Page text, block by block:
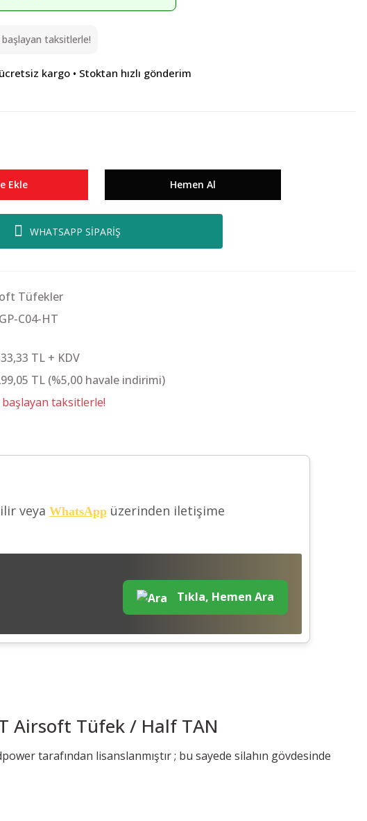
taksitlerle!
kargo • Stoktan hızlı gönderim
Ekle Hemen Al
WHATSAPP SİPARİŞ
Tüfekler
C04-HT
TL + KDV
TL (%5,00 havale indirimi)
taksitlerle!
veya WhatsAppüzerinden iletişime
Tıkla, Hemen Ara
Airsoft Tüfek / Half TAN
tarafından lisanslanmıştır ; bu sayede silahın gövdesinde